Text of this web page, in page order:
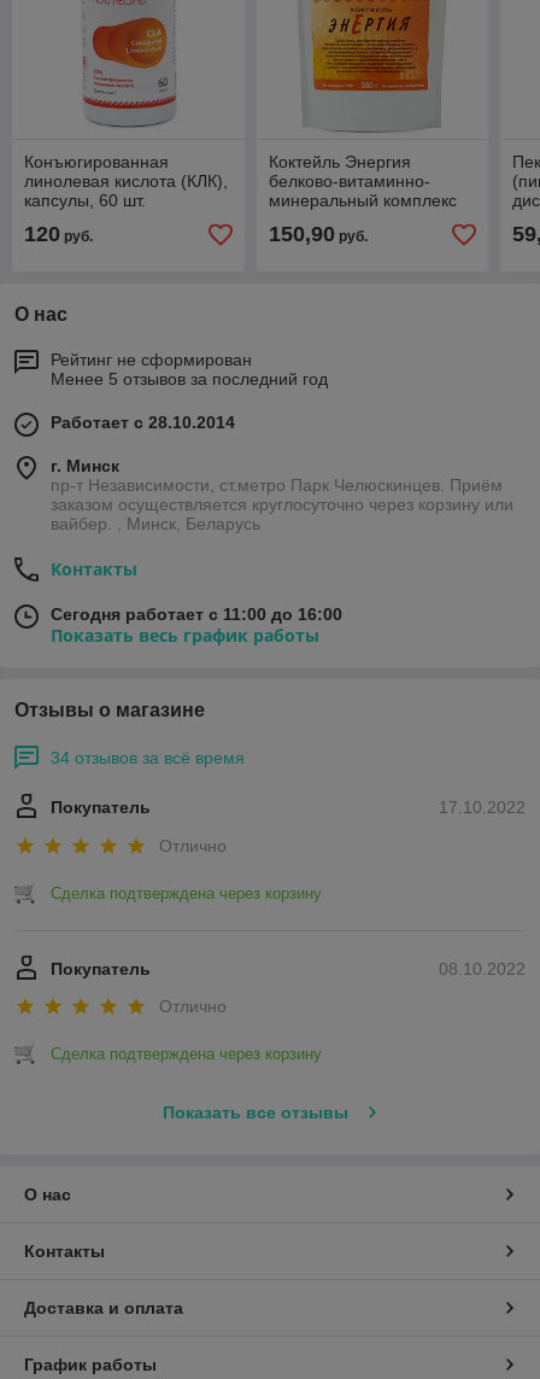
Конъюгированная
линолевая кислота (КЛК),
капсулы, 60 шт.
жира, участвует в
120 руб.
Коктейль Энергия
белково-витаминно-
минеральный комплекс
мышечная масса,
150,90руб.
О нас
Рейтинг не сформирован
Менее 5 отзывов за последний год
Работает с 28.10.2014
г. Минск
пр-т Независимости, ст.метро Парк Челюскинцев. Приём
заказом осуществляется круглосуточно через корзину или
вайбер. , Минск, Беларусь
Контакты
Сегодня работает с 11:00 до 16:00
Показать весь график работы
Отзывы о магазине
34 отзывов за всё время
17.10.2022
Покупатель
Отлично
Сделка подтверждена через корзину
08.10.2022
Покупатель
Отлично
Сделка подтверждена через корзину
Показать все отзывы
О нас
Контакты
Доставка и оплата
График работы